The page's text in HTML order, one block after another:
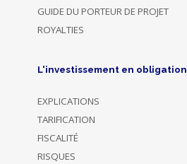
GUIDE DU PORTEUR DE PROJET
ROYALTIES
L'investissement en obligation
EXPLICATIONS
TARIFICATION
FISCALITÉ
RISQUES